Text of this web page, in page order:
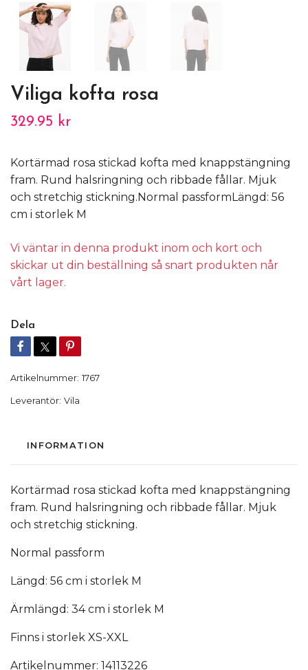
Viliga kofta rosa
329.95 kr
Kortärmad rosa stickad kofta med knappstängning
fram. Rund halsringning och ribbade fållar. Mjuk
och stretchig stickning.Normal passformLängd: 56
cm i storlek M
Vi väntar in denna produkt inom och kort och
skickar ut din beställning så snart produkten når
vårt lager.
Dela
Artikelnummer: 1767
Leverantör: Vila
INFORMATION
Kortärmad rosa stickad kofta med knappstängning
fram. Rund halsringning och ribbade fållar. Mjuk
och stretchig stickning.
Normal passform
Längd: 56 cm i storlek M
Ärmlängd: 34 cm i storlek M
Finns i storlek XS-XXL
Artikelnummer: 14113226